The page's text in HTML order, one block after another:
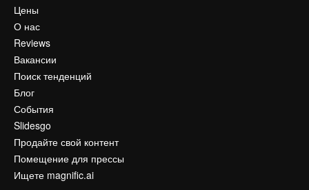
Цены
О нас
Reviews
Вакансии
Поиск тенденций
Блог
События
Slidesgo
Продайте свой контент
Помещение для прессы
Ищете magnific.ai